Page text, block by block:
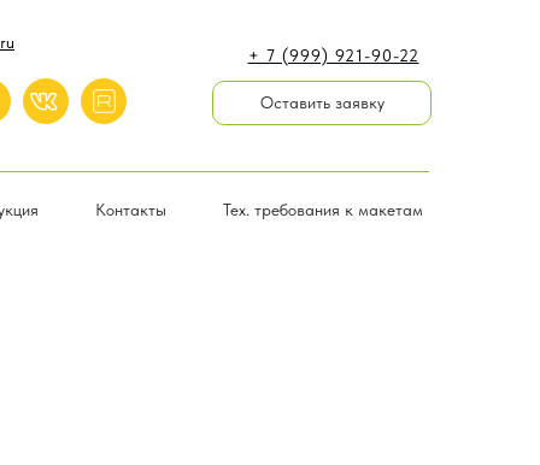
Тех. требования к макетам
Контакты
Оставить заявку
+ 7 (999) 921-90-22